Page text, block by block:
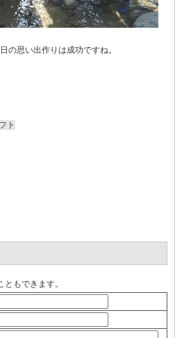
の思い出作りは成功ですね。
ト
ともできます。